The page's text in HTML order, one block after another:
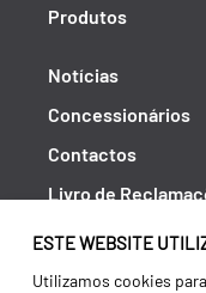
ESTE WEBSITE
Utilizamos cookies
Produtos
Notícias
Concessionários
Contactos
Livro de
Política de
Canal de